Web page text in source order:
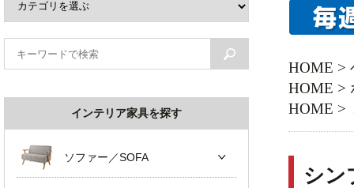
HOME >
HOME >
HOME >
シン
インテリア家具を探す
ソファー／SOFA